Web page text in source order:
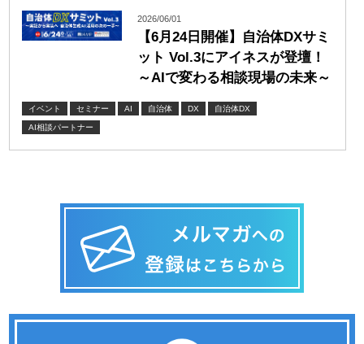
2026/06/01
【6月24日開催】自治体DXサミ
ット Vol.3にアイネスが登壇！
～AIで変わる相談現場の未来～
イベント セミナー AI 自治体 DX 自治体DX
AI相談パートナー